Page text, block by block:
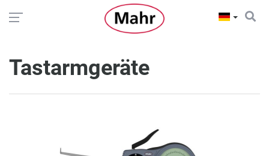
Tastarmgeräte